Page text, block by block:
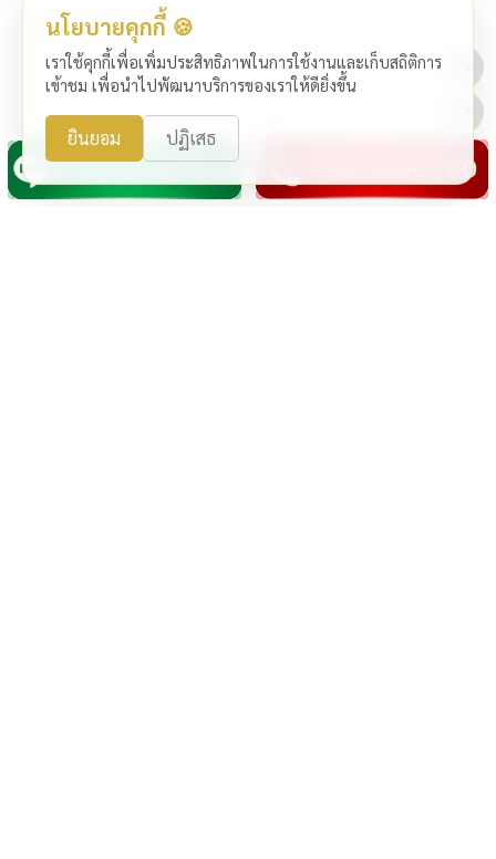
นโยบายคุกกี้ 🍪
เราใช้คุกกี้เพื่อเพิ่มประสิทธิภาพในการใช้งานและเก็บสถิติการ
เข้าชม เพื่อนำไปพัฒนาบริการของเราให้ดียิ่งขึ้น
ยินยอม ปฏิเสธ